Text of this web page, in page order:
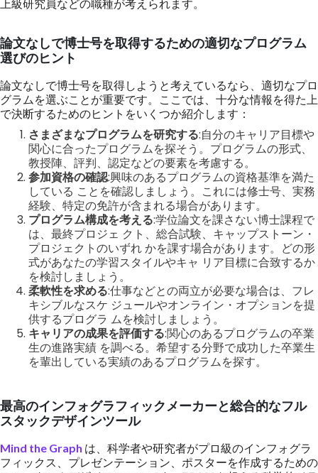
上級研究員などの職種が考えられます。
論文なしで博士号を取得するための適切なプログラム
選びのヒント
論文なしで博士号を取得しようと考えているなら、適切なプロ
グラムを選ぶことが重要です。ここでは、十分な情報を得た上
で決断するためのヒントをいくつか紹介します：
さまざまなプログラムを研究する:自分のキャリア目標や
関心に合ったプログラムを探そう。プログラムの形式、
教授陣、評判、認定などの要素を考慮する。
参加資格の確認:興味のあるプログラムの資格基準を満た
している ことを確認しましょう。これには修士号、実務
経験、特定の免許が含まれる場合があります。
プログラム構成を考える:学位論文を課さない博士課程で
は、最終プロジェ クト、総合試験、キャップストーン・
プロジェクトのいずれ かを課す場合があります。どの形
式があなたの学習スタイルやキャ リア目標に合致するか
を検討しましょう。
柔軟性を求める:仕事などとの両立が必要な場合は、フレ
キシブルなスケ ジュールやオンライン・オプションを提
供するプログラ ムを検討しましょう。
キャリアの成果を評価する:関心のあるプログラムの卒業
生の進路実績 を調べる。希望する分野で成功した卒業生
を輩出している実績のあるプログラムを探す。
最高のインフォグラフィックメーカーと総合的なフル
スタックデザインツール
Mind the Graph は、科学者や研究者がプロ級のインフォグラ
フィックス、プレゼンテーション、ポスターを作成するための